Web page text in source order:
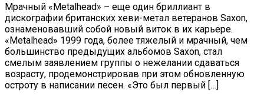
Мрачный «Metalhead» – еще один бриллиант в
дискографии британских хеви-метал ветеранов Saxon,
ознаменовавший собой новый виток в их карьере.
«Metalhead» 1999 года, более тяжелый и мрачный, чем
большинство предыдущих альбомов Saxon, стал
смелым заявлением группы о нежелании сдаваться
возрасту, продемонстрировав при этом обновленную
остроту в написании песен. «Это был первый […]